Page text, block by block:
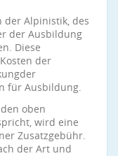
der Alpinistik, des
der Ausbildung
Diese
der
für Ausbildung.
oben
wird eine
Zusatzgebühr.
der Art und